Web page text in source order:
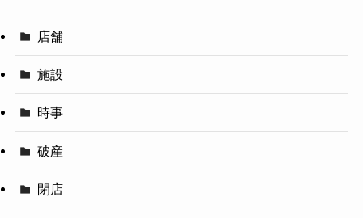
店舗
施設
時事
破産
閉店